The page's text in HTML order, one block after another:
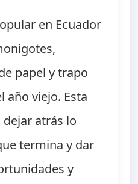
en Ecuador
papel y trapo
año viejo. Esta
atrás lo
termina y dar
y